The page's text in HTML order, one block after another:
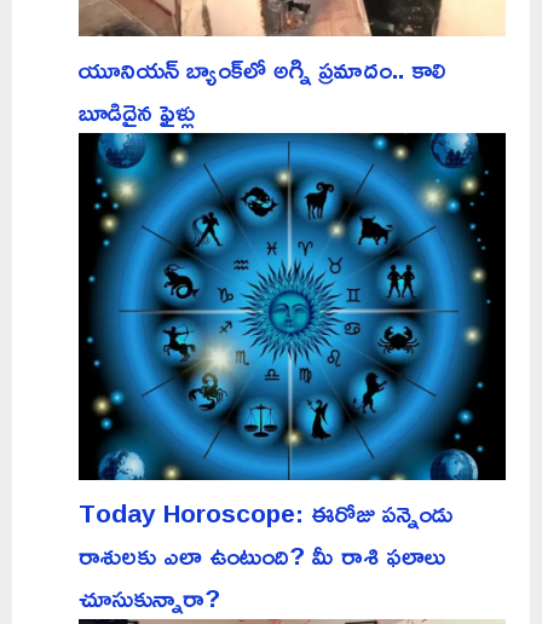
యూనియన్ బ్యాంక్‌లో అగ్ని ప్రమాదం.. కాలి
బూడిదైన ఫైళ్లు
Today Horoscope: ఈరోజు పన్నెండు
రాశులకు ఎలా ఉంటుంది? మీ రాశి ఫలాలు
చూసుకున్నారా?